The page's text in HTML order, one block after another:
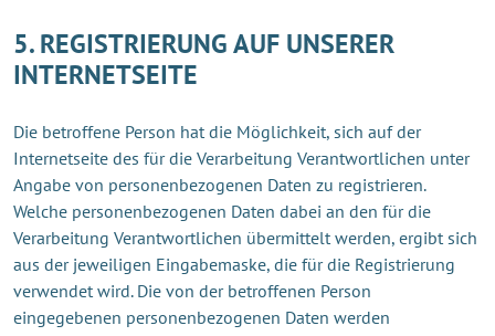
5. REGISTRIERUNG AUF UNSERER
INTERNETSEITE
Die betroffene Person hat die Möglichkeit, sich auf der
Internetseite des für die Verarbeitung Verantwortlichen unter
Angabe von personenbezogenen Daten zu registrieren.
Welche personenbezogenen Daten dabei an den für die
Verarbeitung Verantwortlichen übermittelt werden, ergibt sich
aus der jeweiligen Eingabemaske, die für die Registrierung
verwendet wird. Die von der betroffenen Person
eingegebenen personenbezogenen Daten werden